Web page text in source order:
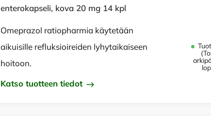
enterokapseli, kova 20 mg 14 kpl
Omeprazol ratiopharmia käytetään
aikuisille refluksioireiden lyhytaikaiseen
hoitoon.
Katso tuotteen tiedot